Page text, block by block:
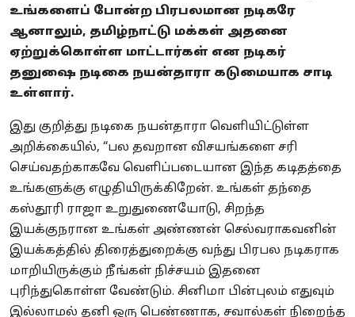
உங்களைப் போன்ற பிரபலமான நடிகரே
ஆனாலும், தமிழ்நாட்டு மக்கள் அதனை
ஏற்றுக்கொள்ள மாட்டார்கள் என நடிகர்
தனுஷை நடிகை நயன்தாரா கடுமையாக சாடி
உள்ளார்.
இது குறித்து நடிகை நயன்தாரா வெளியிட்டுள்ள
அறிக்கையில், “பல தவறான விசயங்களை சரி
செய்வதற்காகவே வெளிப்படையான இந்த கடிதத்தை
உங்களுக்கு எழுதியிருக்கிறேன். உங்கள் தந்தை
கஸ்தூரி ராஜா உறுதுணையோடு, சிறந்த
இயக்குநரான உங்கள் அண்ணன் செல்வராகவனின்
இயக்கத்தில் திரைத்துறைக்கு வந்து பிரபல நடிகராக
மாறியிருக்கும் நீங்கள் நிச்சயம் இதனை
புரிந்துகொள்ள வேண்டும். சினிமா பின்புலம் எதுவும்
இல்லாமல் தனி ஒரு பெண்ணாக, சவால்கள் நிறைந்த